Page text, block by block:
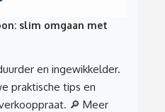
slim omgaan met
en ingewikkelder.
praktische tips en
🔎 Meer